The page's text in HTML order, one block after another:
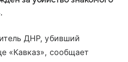
ДНР, убивший
«Кавказ», сообщает